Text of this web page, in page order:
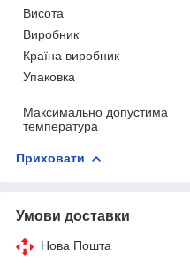
Висота
Виробник
Країна виробник
Упаковка
Максимально допустима
температура
Приховати
Умови доставки
Нова Пошта